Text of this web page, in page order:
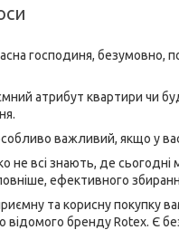
господиня, безумовно,
атрибут квартири чи
важливий, якщо у
не всі знають, де
ефективного
та корисну покупку
відомого бренду Rotex. Є